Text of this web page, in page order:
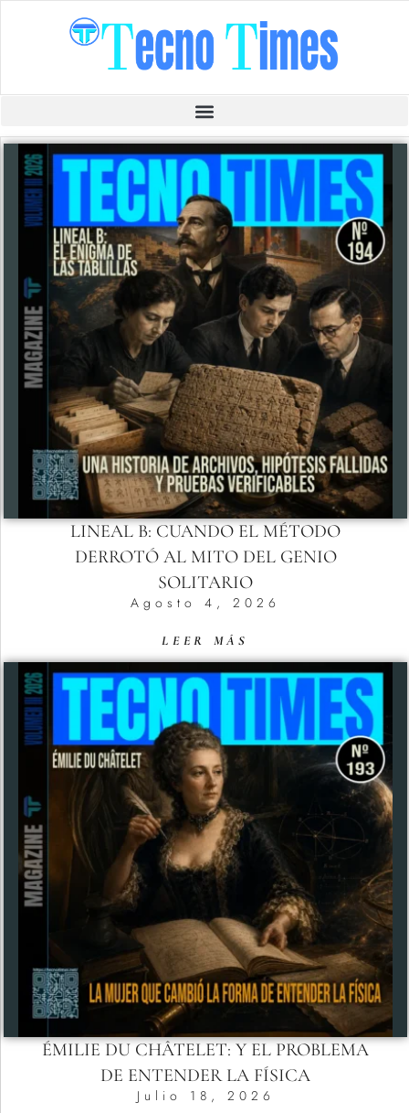
LINEAL B: CUANDO EL MÉTODO
DERROTÓ AL MITO DEL GENIO
SOLITARIO
Agosto 4, 2026
LEER MÁS
ÉMILIE DU CHÂTELET: Y EL PROBLEMA
DE ENTENDER LA FÍSICA
Julio 18, 2026